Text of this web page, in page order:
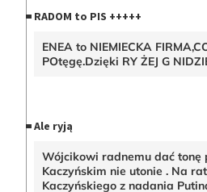
RADOM to PIS +++++
ENEA to NIEMIECKA
POtęgę.Dzięki RY ŻEJ G
Ale ryją
Wójcikowi radnemu dać tonę
Kaczyńskim nie utonie . Na
Kaczyńskiego z nadania